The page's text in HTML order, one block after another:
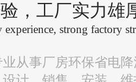
，工厂实力雄
strong factory
业从事厂房环保省电